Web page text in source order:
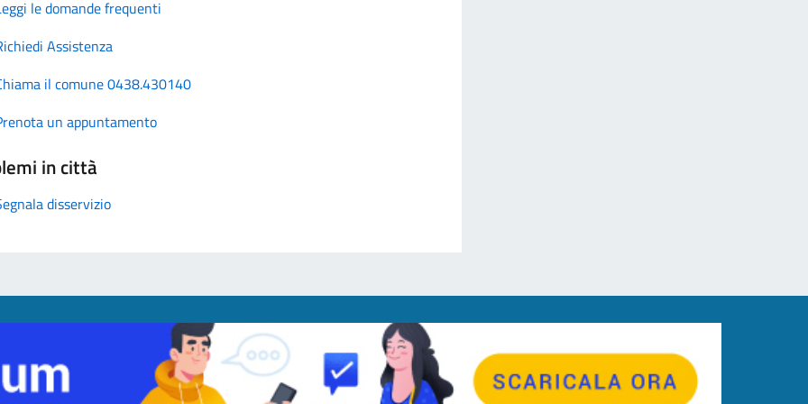
le domande frequenti
Assistenza
il comune 0438.430140
un appuntamento
in città
disservizio